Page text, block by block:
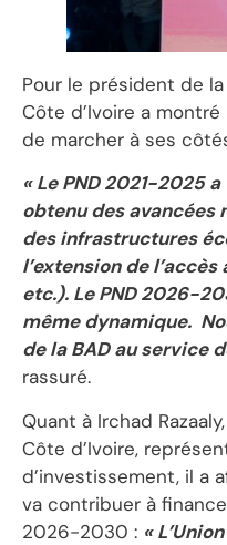
Pour le président de la
Côte d’Ivoire a
de marcher à ses
« Le PND 2021-2025
obtenu des avancées
des infrastructures
l’extension de
etc.). Le PND 2026-
même dynamique.
de la BAD au service
rassuré.
Quant à Irchad
Côte d’Ivoire,
d’investissement, il a
va contribuer à
2026-2030 : «